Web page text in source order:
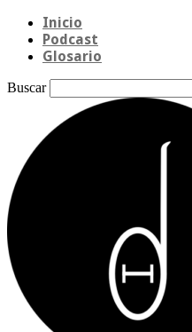
Inicio
Podcast
Glosario
Buscar